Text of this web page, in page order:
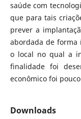
saúde com
que para tais
prever a
abordada de forma
o local no qual a
finalidade foi
econômico foi
Downloads